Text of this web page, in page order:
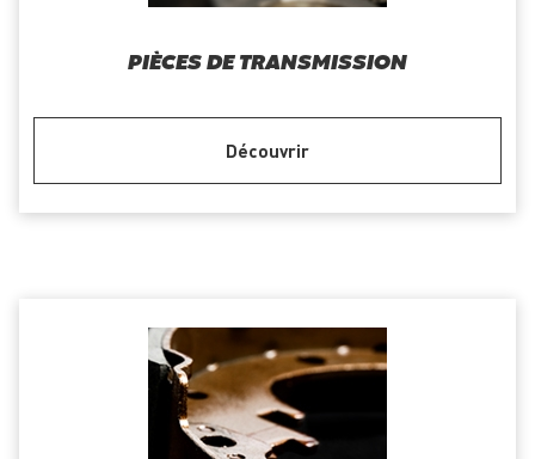
PIÈCES DE TRANSMISSION
Découvrir